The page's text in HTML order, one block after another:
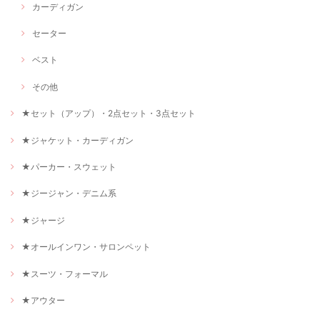
カーディガン
セーター
ベスト
その他
★セット（アップ）・2点セット・3点セット
★ジャケット・カーディガン
★パーカー・スウェット
★ジージャン・デニム系
★ジャージ
★オールインワン・サロンペット
★スーツ・フォーマル
★アウター